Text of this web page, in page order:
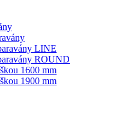
LINE
ROUND
1600 mm
1900 mm